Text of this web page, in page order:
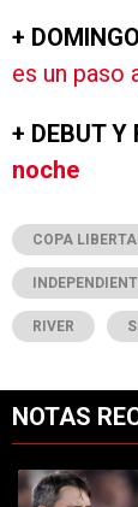
+
es un paso
+ DEBUT Y
noche
COPA
RIVER
NOTAS
Un artículo de